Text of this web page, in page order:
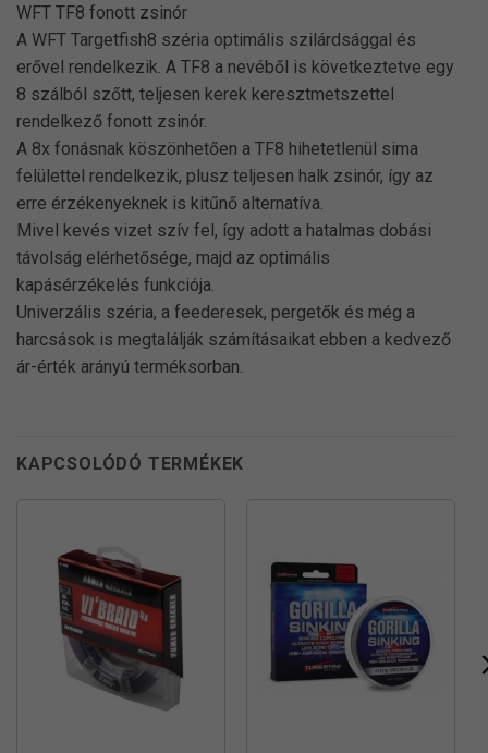
WFT TF8 fonott zsinór
A WFT Targetfish8 széria optimális szilárdsággal és
erővel rendelkezik. A TF8 a nevéből is következtetve egy
8 szálból szőtt, teljesen kerek keresztmetszettel
rendelkező fonott zsinór.
A 8x fonásnak köszönhetően a TF8 hihetetlenül sima
felülettel rendelkezik, plusz teljesen halk zsinór, így az
erre érzékenyeknek is kitűnő alternatíva.
Mivel kevés vizet szív fel, így adott a hatalmas dobási
távolság elérhetősége, majd az optimális
kapásérzékelés funkciója.
Univerzális széria, a feederesek, pergetők és még a
harcsások is megtalálják számításaikat ebben a kedvező
ár-érték arányú terméksorban.
KAPCSOLÓDÓ TERMÉKEK